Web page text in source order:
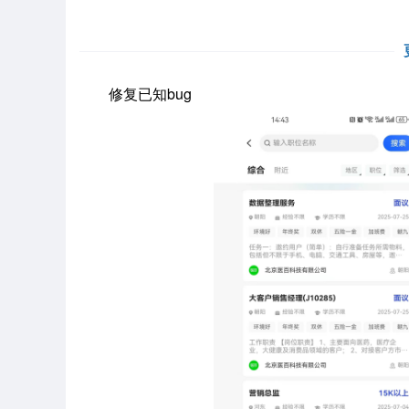
修复已知bug